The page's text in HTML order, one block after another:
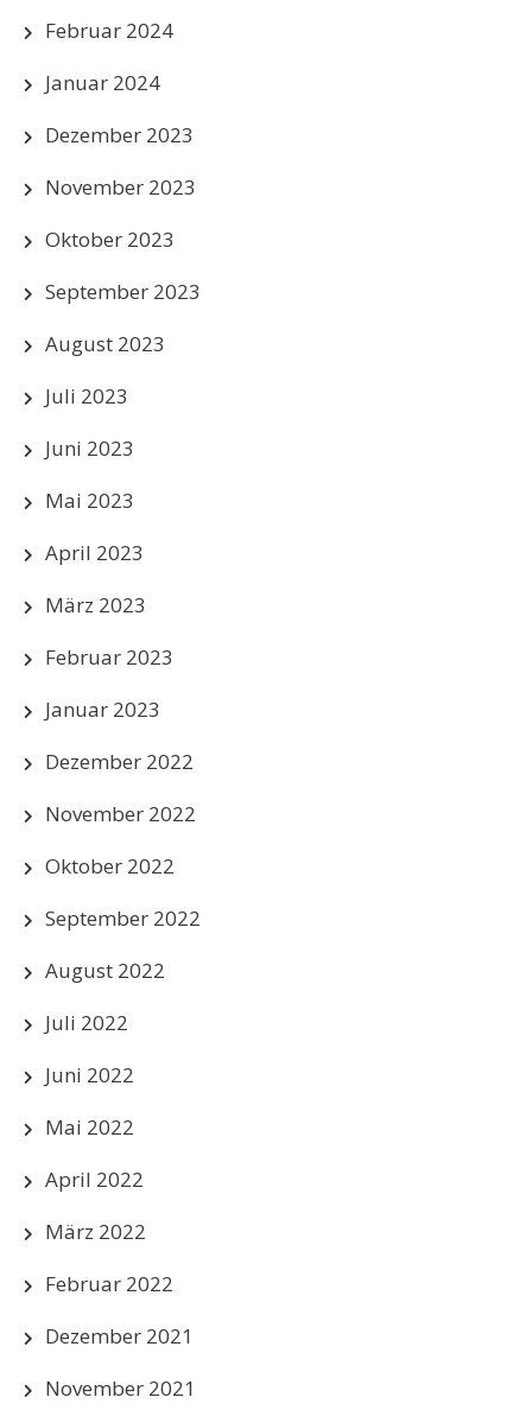
Februar 2024
Januar 2024
Dezember 2023
November 2023
Oktober 2023
September 2023
August 2023
Juli 2023
Juni 2023
Mai 2023
April 2023
März 2023
Februar 2023
Januar 2023
Dezember 2022
November 2022
Oktober 2022
September 2022
August 2022
Juli 2022
Juni 2022
Mai 2022
April 2022
März 2022
Februar 2022
Dezember 2021
November 2021